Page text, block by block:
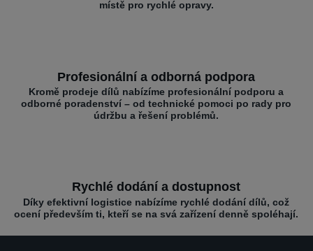
místě pro rychlé opravy.
Profesionální a odborná podpora
Kromě prodeje dílů nabízíme profesionální podporu a
odborné poradenství – od technické pomoci po rady pro
údržbu a řešení problémů.
Rychlé dodání a dostupnost
Díky efektivní logistice nabízíme rychlé dodání dílů, což
ocení především ti, kteří se na svá zařízení denně spoléhají.